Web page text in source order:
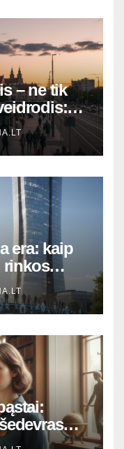
– ne tik
era: kaip
rinkos
bet